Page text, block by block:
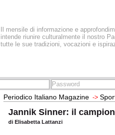
Il mensile di informazione e
intende riunire culturalmente il nostro
tutte le sue tradizioni, vocazioni e
Periodico Italiano Magazine ->
Jannik Sinner: il
di Elisabetta Lattanzi